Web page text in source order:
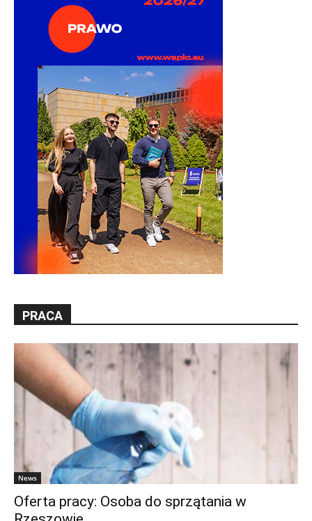
PRACA
News
Oferta pracy: Osoba do sprzątania w